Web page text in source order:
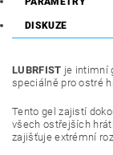
DISKUZE
LUBRFIST je intimní
speciálně pro ostré
Tento gel zajistí
všech ostřejších
zajišťuje extrémní